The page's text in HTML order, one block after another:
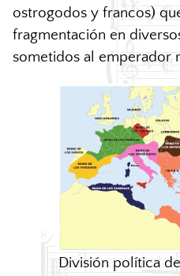
ostrogodos y francos)
fragmentación en
sometidos al emperador
División política